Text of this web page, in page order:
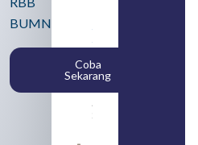
BUMN
Coba
Sekarang
SMA
Syarat,
Posisi,
dan
Cara
Daftar
August 5,
2026